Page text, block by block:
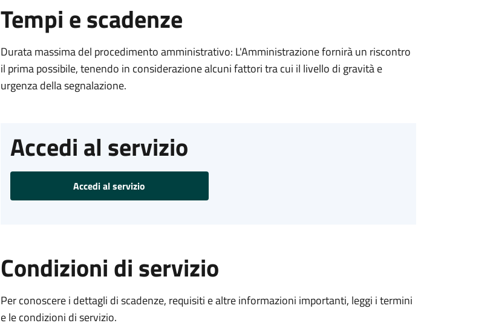
Tempi e scadenze
Durata massima del procedimento amministrativo: L'Amministrazione fornirà un riscontro
il prima possibile, tenendo in considerazione alcuni fattori tra cui il livello di gravità e
urgenza della segnalazione.
Accedi al servizio
Accedi al servizio
Condizioni di servizio
Per conoscere i dettagli di scadenze, requisiti e altre informazioni importanti, leggi i termini
e le condizioni di servizio.